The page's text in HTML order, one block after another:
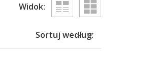
Widok:
Sortuj według: